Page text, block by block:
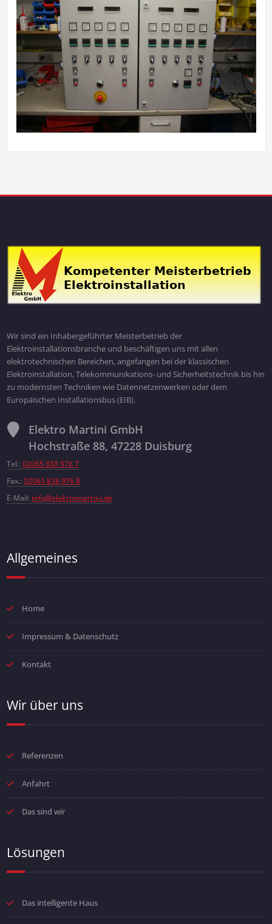
Wir sind ein Inhabergeführter Meisterbetrieb der
Elektroinstallationsbranche und beschäftigen uns mit allen
elektrotechnischen Bereichen, angefangen bei der klassischen
Elektroinstallation, Telekommunikations- und Sicherheitstechnik bis hin
zu modernsten Techniken wie Datennetzenwerken oder dem
Europäischen Installationsbus (EIB).
Elektro Martini GmbH
Hochstraße 88, 47228 Duisburg
Tel.: 02065 838 976 7
Fax.: 02065 838 976 8
E-Mail: info@elektromartini.de
Allgemeines
Home
Impressum & Datenschutz
Kontakt
Wir über uns
Referenzen
Anfahrt
Das sind wir
Lösungen
Das intelligente Haus